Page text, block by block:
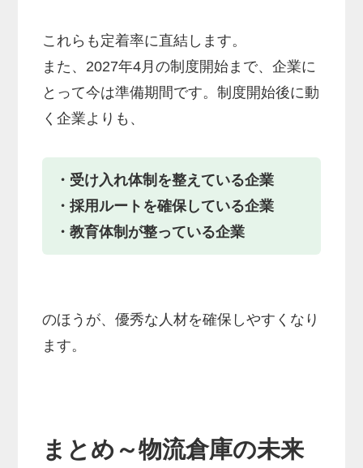
これらも定着率に直結します。
また、2027年4月の制度開始まで、企業に
とって今は準備期間です。制度開始後に動
く企業よりも、
・受け入れ体制を整えている企業
・採用ルートを確保している企業
・教育体制が整っている企業
のほうが、優秀な人材を確保しやすくなり
ます。
まとめ～物流倉庫の未来